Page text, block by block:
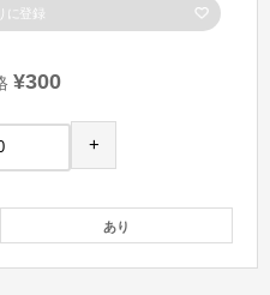
に登録
¥300
+
あり